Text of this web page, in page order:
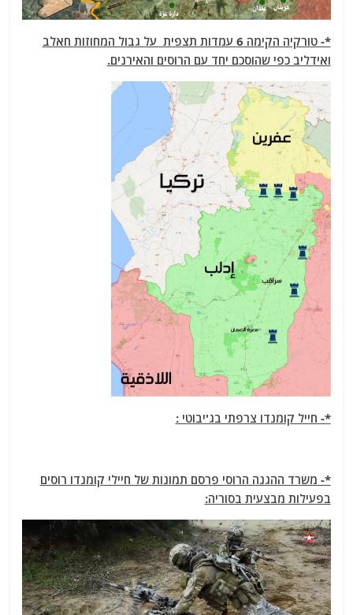
*- טורקיה הקימה 6 עמדות תצפית על גבול המחוזות חאלב
ואידליב כפי שהוסכם יחד עם הרוסים והאירנים.
*- חייל קומנדו צרפתי בג'יבוטי :
*- משרד ההגנה הרוסי פרסם תמונות של חיילי קומנדו רוסים
בפעילות מבצעית בסוריה: